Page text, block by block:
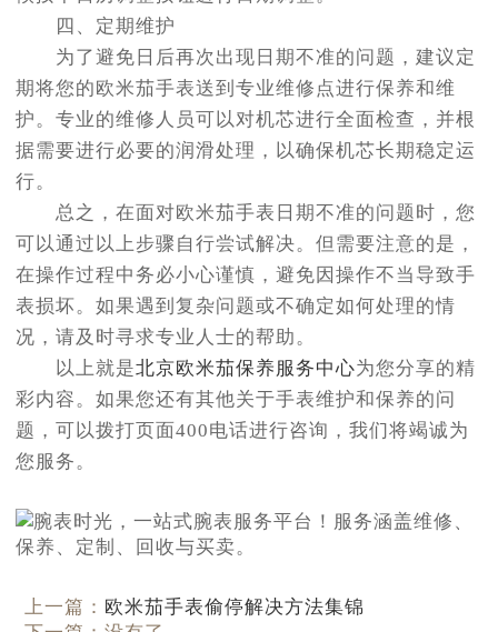
四、定期维护
为了避免日后再次出现日期不准的问题，建议定
期将您的欧米茄手表送到专业维修点进行保养和维
护。专业的维修人员可以对机芯进行全面检查，并根
据需要进行必要的润滑处理，以确保机芯长期稳定运
行。
总之，在面对欧米茄手表日期不准的问题时，您
可以通过以上步骤自行尝试解决。但需要注意的是，
在操作过程中务必小心谨慎，避免因操作不当导致手
表损坏。如果遇到复杂问题或不确定如何处理的情
况，请及时寻求专业人士的帮助。
以上就是北京欧米茄保养服务中心为您分享的精
彩内容。如果您还有其他关于手表维护和保养的问
题，可以拨打页面400电话进行咨询，我们将竭诚为
您服务。
上一篇： 欧米茄手表偷停解决方法集锦